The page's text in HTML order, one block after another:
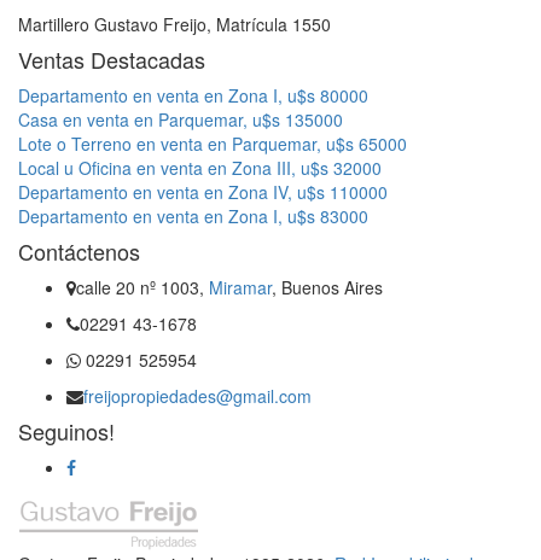
Martillero Gustavo Freijo, Matrícula 1550
Ventas Destacadas
Departamento en venta en Zona I, u$s 80000
Casa en venta en Parquemar, u$s 135000
Lote o Terreno en venta en Parquemar, u$s 65000
Local u Oficina en venta en Zona III, u$s 32000
Departamento en venta en Zona IV, u$s 110000
Departamento en venta en Zona I, u$s 83000
Contáctenos
calle 20 nº 1003, Miramar, Buenos Aires
02291 43-1678
02291 525954
freijopropiedades@gmail.com
Seguinos!